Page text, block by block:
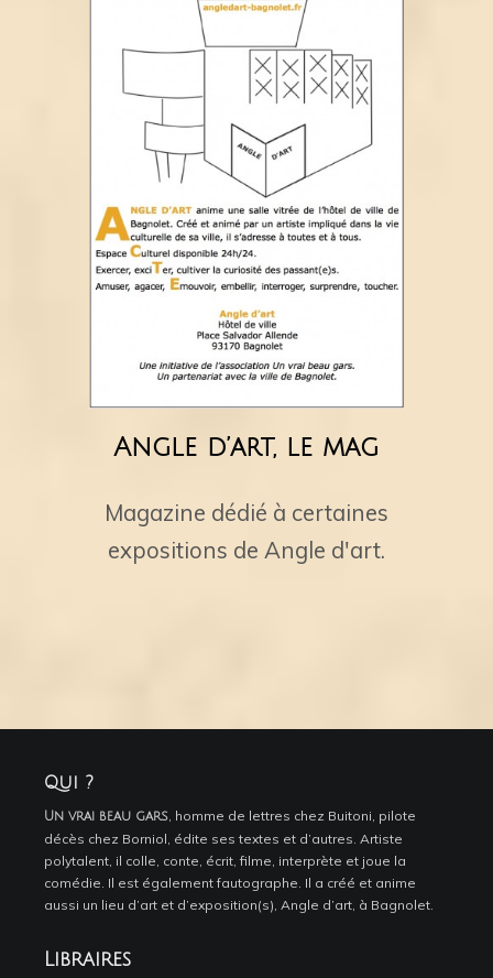
Angle d’art, le mag
Magazine dédié à certaines
expositions de Angle d'art.
Qui ?
Un vrai beau gars , homme de lettres chez Buitoni, pilote
décès chez Borniol, édite ses textes et d’autres. Artiste
polytalent, il colle, conte, écrit, filme, interprète et joue la
comédie. Il est également fautographe. Il a créé et anime
aussi un lieu d’art et d’exposition(s), Angle d’art, à Bagnolet.
Libraires